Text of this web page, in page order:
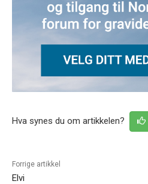
Hva synes du om artikkelen?
Forrige artikkel
Elvi